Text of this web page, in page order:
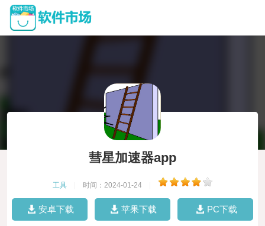
彗星加速器app
工具 时间：2024-01-24
安卓下载 苹果下载 PC下载